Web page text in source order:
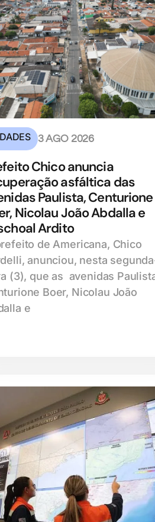
3 AGO 2026
Chico anuncia
asfáltica das
Paulista, Centurione
Nicolau João Abdalla e
Ardito
de Americana, Chico
anunciou, nesta
(3), que as avenidas
Boer, Nicolau João
e